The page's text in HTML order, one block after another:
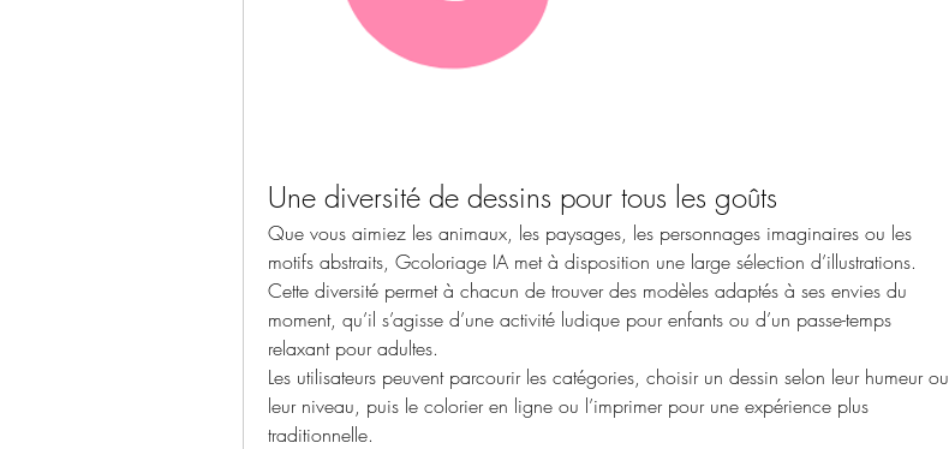
Une diversité de dessins pour tous les goûts
Que vous aimiez les animaux, les paysages, les personnages imaginaires ou les
motifs abstraits, Gcoloriage IA met à disposition une large sélection d’illustrations.
Cette diversité permet à chacun de trouver des modèles adaptés à ses envies du
moment, qu’il s’agisse d’une activité ludique pour enfants ou d’un passe-temps
relaxant pour adultes.
Les utilisateurs peuvent parcourir les catégories, choisir un dessin selon leur humeur ou
leur niveau, puis le colorier en ligne ou l’imprimer pour une expérience plus
traditionnelle.